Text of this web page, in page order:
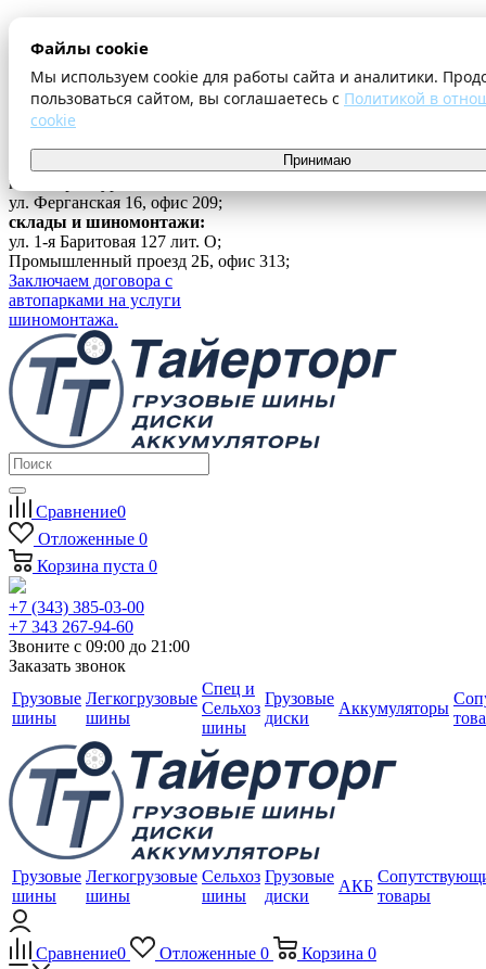
Файлы cookie
Мы используем cookie для работы сайта и аналитики.
пользоваться сайтом, вы соглашаетесь с Политикой в
cookie
Принимаю
Оплата и доставка
Шиномонтаж
Контакты
...
г. Екатеринбург
ул. Ферганская 16, офис 209;
склады и шиномонтажи:
ул. 1-я Баритовая 127 лит. О;
Промышленный проезд 2Б, офис 313;
Заключаем договора с
автопарками на услуги
шиномонтажа.
Сравнение0
Отложенные 0
Корзина пуста 0
+7 (343) 385-03-00
+7 343 267-94-60
Звоните с 09:00 до 21:00
Заказать звонок
Грузовые
шины
Легкогрузовые
шины
Спец и
Сельхоз
шины
Грузовые
диски
Аккумуляторы
Грузовые
шины
Легкогрузовые
шины
Сельхоз
шины
Грузовые
диски
АКБ
товары
Сравнение0 Отложенные 0 Корзина 0